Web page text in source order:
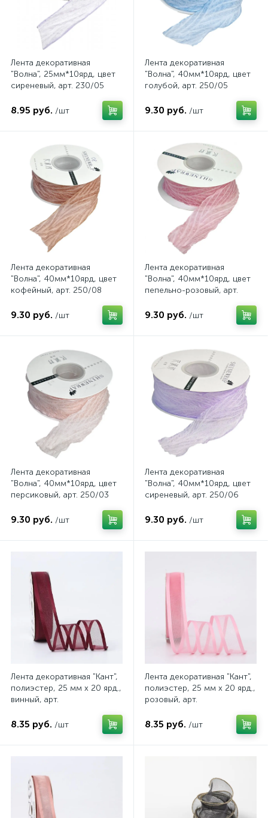
Лента декоративная
"Волна", 25мм*10ярд, цвет
сиреневый, арт. 230/05
8.95 руб. /шт
Лента декоративная
"Волна", 40мм*10ярд, цвет
голубой, арт. 250/05
9.30 руб. /шт
Лента декоративная
"Волна", 40мм*10ярд, цвет
кофейный, арт. 250/08
9.30 руб. /шт
Лента декоративная
"Волна", 40мм*10ярд, цвет
пепельно-розовый, арт.
9.30 руб. /шт
Лента декоративная
"Волна", 40мм*10ярд, цвет
персиковый, арт. 250/03
9.30 руб. /шт
Лента декоративная
"Волна", 40мм*10ярд, цвет
сиреневый, арт. 250/06
9.30 руб. /шт
Лента декоративная "Кант",
полиэстер, 25 мм х 20 ярд.,
винный, арт.
8.35 руб. /шт
Лента декоративная "Кант",
полиэстер, 25 мм х 20 ярд.,
розовый, арт.
8.35 руб. /шт